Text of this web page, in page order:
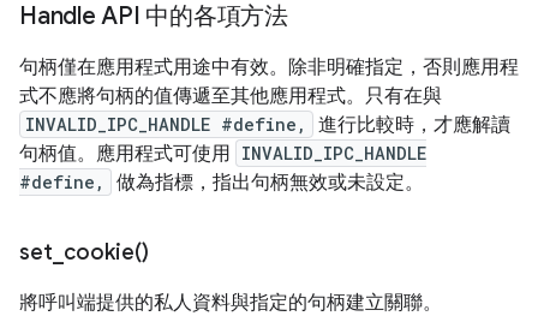
Handle API 中的各項方法
句柄僅在應用程式用途中有效。除非明確指定，否則應用程
式不應將句柄的值傳遞至其他應用程式。只有在與
INVALID_IPC_HANDLE #define,
進行比較時，才應解讀
句柄值。應用程式可使用 INVALID_IPC_HANDLE
#define,
做為指標，指出句柄無效或未設定。
set_cookie()
將呼叫端提供的私人資料與指定的句柄建立關聯。